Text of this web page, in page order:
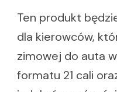
Ten produkt
dla kierowców,
zimowej do auta
formatu 21 cali